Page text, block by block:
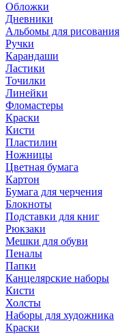
Обложки
Дневники
Альбомы для рисования
Ручки
Карандаши
Ластики
Точилки
Линейки
Фломастеры
Краски
Кисти
Пластилин
Ножницы
Цветная бумага
Картон
Бумага для черчения
Блокноты
Подставки для книг
Рюкзаки
Мешки для обуви
Пеналы
Папки
Канцелярские наборы
Кисти
Холсты
Наборы для художника
Краски